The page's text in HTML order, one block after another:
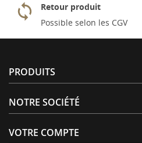
Retour produit
Possible selon les CGV
PRODUITS
NOTRE SOCIÉTÉ
VOTRE COMPTE